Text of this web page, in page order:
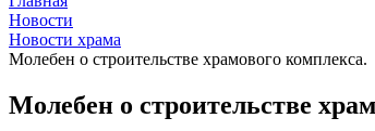
Новости
Новости храма
Молебен о строительстве храмового комплекса.
Молебен о строительстве